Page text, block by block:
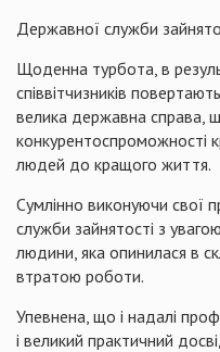
Державної служби
Щоденна турбота, в
співвітчизників
велика державна справа,
конкурентоспроможності
людей до кращого життя.
Сумлінно виконуючи свої
служби зайнятості з
людини, яка опинилася в
втратою роботи.
Упевнена, що і надалі
і великий практичний